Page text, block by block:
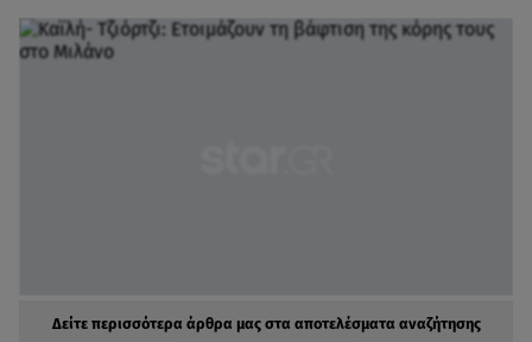
Δείτε περισσότερα άρθρα μας στα αποτελέσματα αναζήτησης